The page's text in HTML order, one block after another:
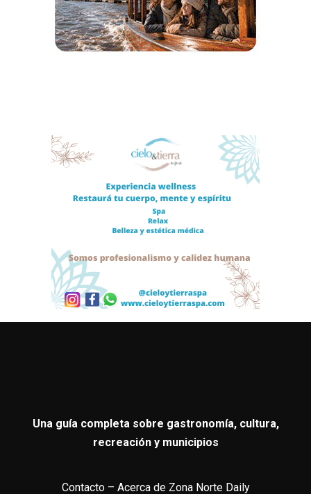
Una guía completa sobre gastronomía, cultura,
recreación y municipios
Contacto– Acerca de Zona Norte Daily